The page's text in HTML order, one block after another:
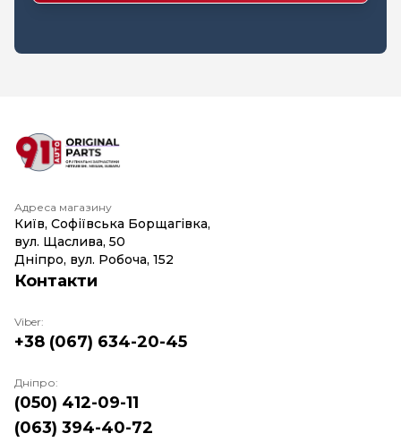
Адреса магазину
Київ, Софіївська Борщагівка,
вул. Щаслива, 50
Дніпро, вул. Робоча, 152
Контакти
Viber:
+38 (067) 634-20-45
Дніпро:
(050) 412-09-11
(063) 394-40-72